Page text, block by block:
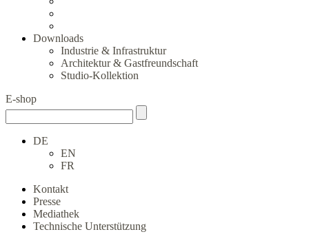
Downloads
Industrie & Infrastruktur
Architektur & Gastfreundschaft
Studio-Kollektion
E-shop
DE
EN
FR
Kontakt
Presse
Mediathek
Technische Unterstützung